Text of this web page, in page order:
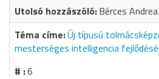
Bérces Andrea
Új típusú
mesterséges intelligencia
6